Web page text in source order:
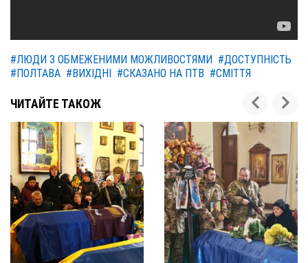
#ЛЮДИ З ОБМЕЖЕНИМИ МОЖЛИВОСТЯМИ #ДОСТУПНІСТЬ
#ПОЛТАВА #ВИХІДНІ #СКАЗАНО НА ПТВ #СМІТТЯ
ЧИТАЙТЕ ТАКОЖ